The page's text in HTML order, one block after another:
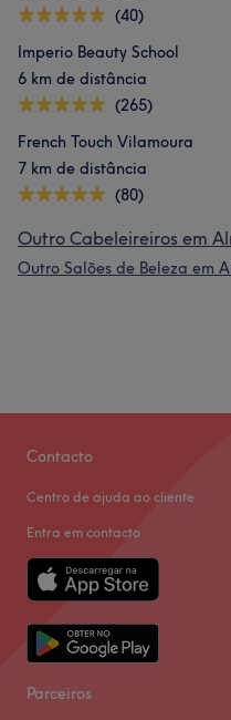
(40)
Imperio Beauty School
6 km de distância
(265)
French Touch Vilamoura
7 km de distância
(80)
Outro Cabeleireiros em
Outro Salões de Beleza em
Contacto
Centro de ajuda ao cliente
Entra em contacto
Parceiros